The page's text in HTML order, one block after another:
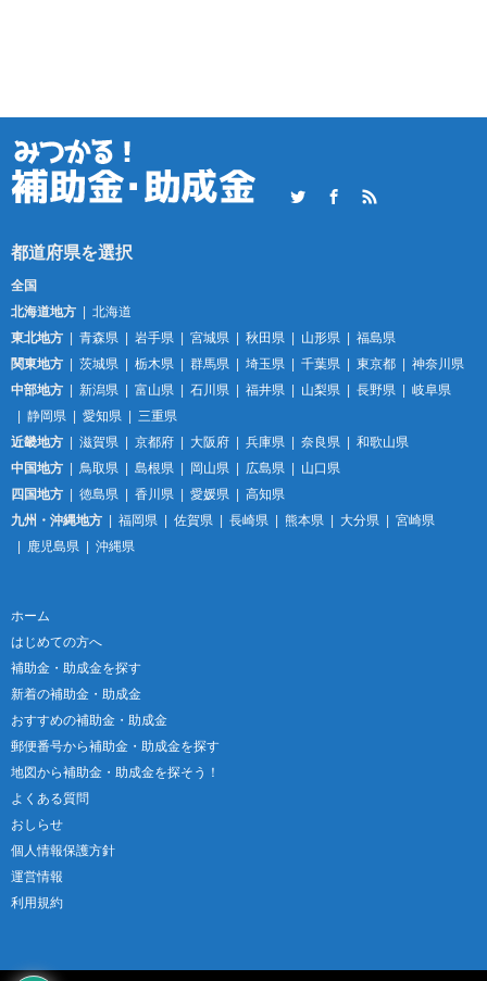
TwitterFacebookRSS
全国
北海道地方
北海道
東北地方
青森県 岩手県 宮城県 秋田県 山形県
福島県
関東地方
茨城県 栃木県 群馬県 埼玉県 千葉県 東京都
神奈川県
中部地方
新潟県 富山県 石川県 福井県 山梨県 長野県
岐阜県
静岡県
愛知県
三重県
近畿地方
滋賀県 京都府 大阪府 兵庫県 奈良県
和歌山県
中国地方
鳥取県 島根県 岡山県 広島県
山口県
四国地方
徳島県 香川県 愛媛県
高知県
九州・沖縄地方
福岡県 佐賀県 長崎県 熊本県 大分県
宮崎県
鹿児島県
沖縄県
ホーム
はじめての方へ
補助金・助成金を探す
新着の補助金・助成金
おすすめの補助金・助成金
郵便番号から補助金・助成金を探す
地図から補助金・助成金を探そう！
よくある質問
おしらせ
個人情報保護方針
運営情報
利用規約